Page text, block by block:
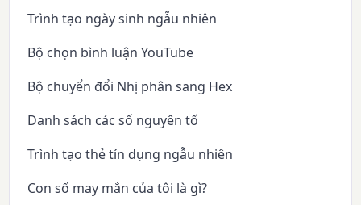
Trình tạo ngày sinh ngẫu nhiên
Bộ chọn bình luận YouTube
Bộ chuyển đổi Nhị phân sang Hex
Danh sách các số nguyên tố
Trình tạo thẻ tín dụng ngẫu nhiên
Con số may mắn của tôi là gì?